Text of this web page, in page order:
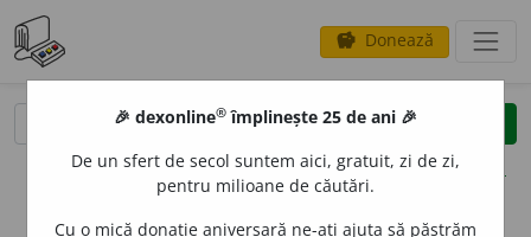
savings Donează
clear
opțiuni
🎉 dexonline® împlinește 25 de ani 🎉
De un sfert de secol suntem aici, gratuit, zi de zi,
pentru milioane de căutări.
Cu o mică donație aniversară ne-ați ajuta să păstrăm